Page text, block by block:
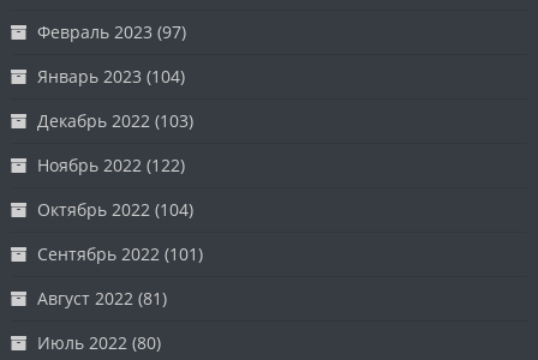
Февраль 2023 (97)
Январь 2023 (104)
Декабрь 2022 (103)
Ноябрь 2022 (122)
Октябрь 2022 (104)
Сентябрь 2022 (101)
Август 2022 (81)
Июль 2022 (80)